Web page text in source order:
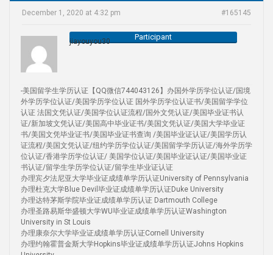
December 1, 2020 at 4:32 pm #165145
jiayouyou30 Participant
-美国留学生学历认证【QQ微信744043126】办国外学历学位认证/国境
外学历学位认证/美国学历学位认证 国外学历学位认证书/美国留学学位
认证 法国文凭认证/美国学位认证流程/国外文凭认证/美国毕业证书认
证/新加坡文凭认证/美国高中毕业证书/美国文凭认证/美国大学毕业证
书/美国文凭毕业证书/美国毕业证书查询 /美国毕业证认证/美国学历认
证流程/美国文凭认证/纽约学历学位认证/美国留学学历认证/海外学历学
位认证/香港学历学位认证/ 美国学位认证/美国毕业证认证/美国毕业证
书认证/留学生学历学位认证/留学生毕业证认证
办理宾夕法尼亚大学毕业证成绩单学历认证University of Pennsylvania
办理杜克大学Blue Devil毕业证成绩单学历认证Duke University
办理达特茅斯学院毕业证成绩单学历认证 Dartmouth College
办理圣路易斯华盛顿大学WU毕业证成绩单学历认证Washington
University in St Louis
办理康奈尔大学毕业证成绩单学历认证Cornell University
办理约翰霍普金斯大学Hopkins毕业证成绩单学历认证Johns Hopkins